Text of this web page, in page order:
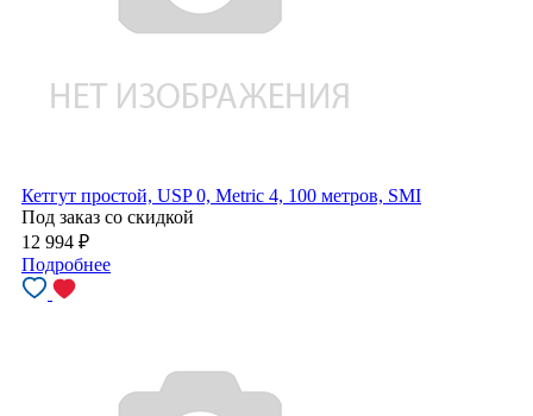
Кетгут простой, USP 0, Metric 4, 100 метров, SMI
Под заказ со скидкой
12 994 ₽
Подробнее